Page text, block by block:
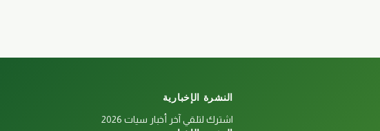
النشرة الإخبارية
اشترك لتلقي آخر أخبار سيات 2026